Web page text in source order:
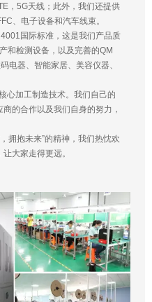
，5G天线；此外，我们还提供
、电子设备和汽车线束。
国际标准，这是我们产品质
和检测设备，以及完善的QM
电器、智能家居、美容仪器、
心加工制造技术。我们自己的
的合作以及我们自身的努力，
拥抱未来”的精神，我们热忱欢
大家走得更远。